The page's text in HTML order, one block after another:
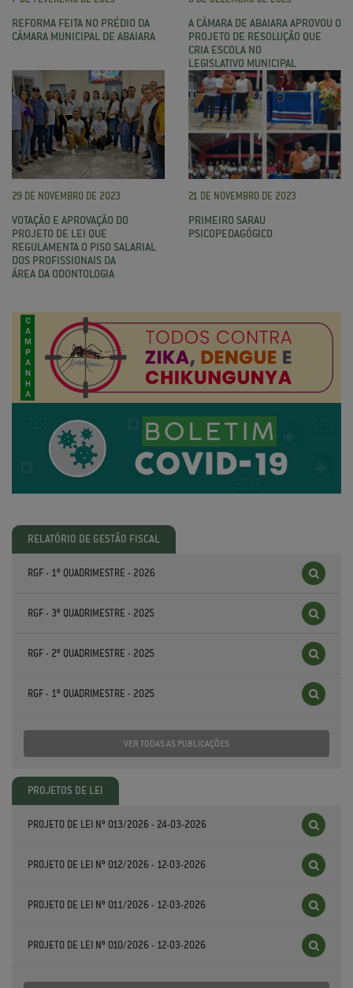
REFORMA FEITA NO PRÉDIO DA
CÂMARA MUNICIPAL DE ABAIARA
A CÂMARA DE ABAIARA APROVOU O
PROJETO DE RESOLUÇÃO QUE
CRIA ESCOLA NO
LEGISLATIVO MUNICIPAL
29 DE NOVEMBRO DE 2023
VOTAÇÃO E APROVAÇÃO DO
PROJETO DE LEI QUE
REGULAMENTA O PISO SALARIAL
DOS PROFISSIONAIS DA
ÁREA DA ODONTOLOGIA
21 DE NOVEMBRO DE 2023
PRIMEIRO SARAU
PSICOPEDAGÓGICO
RELATÓRIO DE GESTÃO FISCAL
RGF - 1º QUADRIMESTRE - 2026
RGF - 3º QUADRIMESTRE - 2025
RGF - 2º QUADRIMESTRE - 2025
RGF - 1º QUADRIMESTRE - 2025
VER TODAS AS PUBLICAÇÕES
PROJETOS DE LEI
PROJETO DE LEI Nº 013/2026 - 24-03-2026
PROJETO DE LEI Nº 012/2026 - 12-03-2026
PROJETO DE LEI Nº 011/2026 - 12-03-2026
PROJETO DE LEI Nº 010/2026 - 12-03-2026